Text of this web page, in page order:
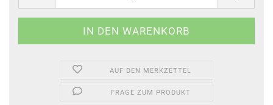
AUF DEN MERKZETTEL
FRAGE ZUM PRODUKT